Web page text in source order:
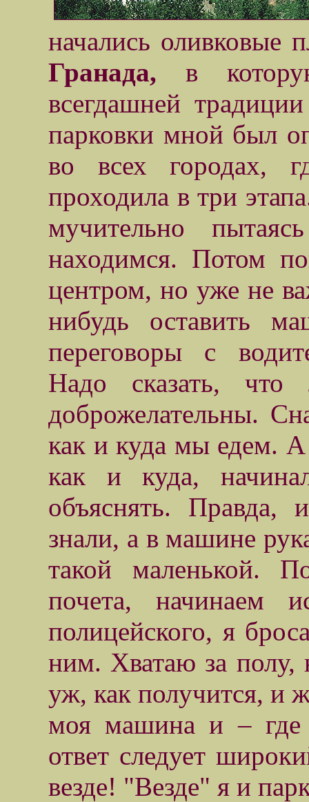
начались оливковые
Гранада, в
всегдашней
парковки мной был
во всех городах,
проходила в три
мучительно
находимся. Потом
центром, но уже не
нибудь оставить
переговоры с
Надо сказать,
доброжелательны.
как и куда мы едем.
как и куда,
объяснять. Правда,
знали, а в машине
такой маленькой.
почета, начинаем
полицейского, я
ним. Хватаю за полу,
уж, как получится, и
моя машина и – где
ответ следует
везде! "Везде" я и